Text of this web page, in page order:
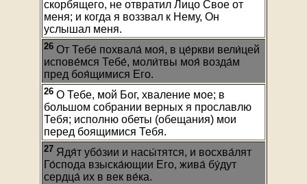
скорбящего, не отвратил Лицо Свое от
меня; и когда я воззвал к Нему, Он
услышал меня.
26 От Тебе́ похвала́ моя́, в це́ркви вели́цей
испове́мся Тебе́, моли́твы моя́ возда́м
пред боя́щимися Его.
26 О Тебе, мой Бог, хваление мое; в
большом собрании верных я прославлю
Тебя; исполню обеты (обещания) мои
перед боящимися Тебя.
27 Ядя́т убо́зии и насы́тятся, и восхва́лят
Го́спода взыска́ющии Его, жива́ бу́дут
сердца́ их в век ве́ка.